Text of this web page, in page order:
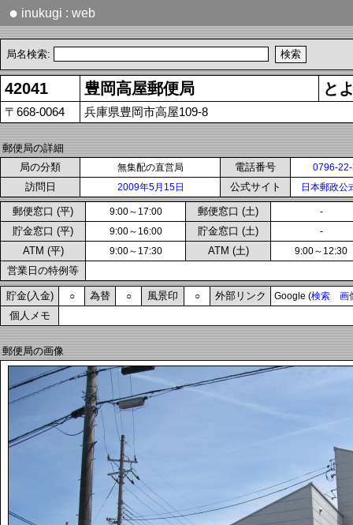
● inukugi : web
局名検索:
42041 豊岡高屋郵便局 と
〒668-0064 兵庫県豊岡市高屋109-8
郵便局の詳細
局の分類
無集配の直営局 電話番号 0796-
訪問日 2009年5月15日 公式サイト 日本郵政公
郵便窓口 (平) 9:00～17:00 郵便窓口 (土) -
貯金窓口 (平) 9:00～16:00 貯金窓口 (土) -
ATM (平) 9:00～17:30 ATM (土) 9:00～12:30
営業日の特例等
貯金(入金) ○ 為替 ○ 風景印 ○ 外部リンク Google (検索 画
個人メモ
郵便局の画像